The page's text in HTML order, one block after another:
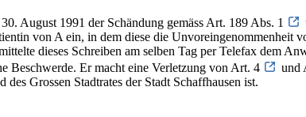
August 1991 der Schändung gemäss Art. 189 Abs. 1
von A ein, in dem diese die Unvoreingenommenheit
dieses Schreiben am selben Tag per Telefax dem
Beschwerde. Er macht eine Verletzung von Art. 4
und
Grossen Stadtrates der Stadt Schaffhausen ist.